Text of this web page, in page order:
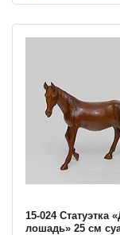
15-024 Статуэтка
лошадь» 25 см